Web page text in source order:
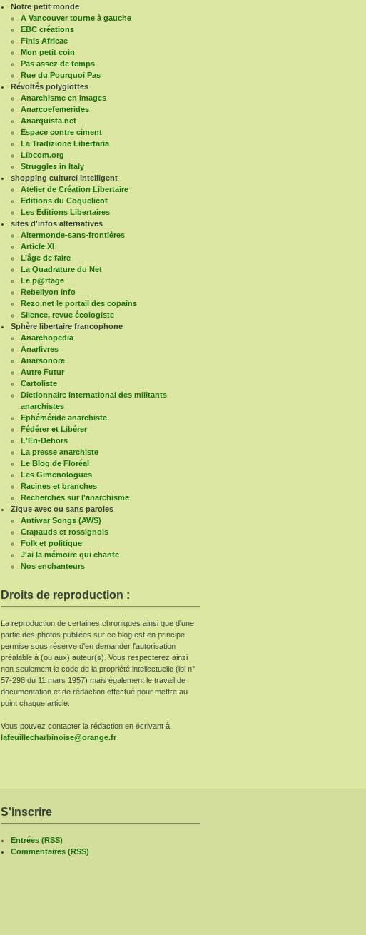
Notre petit monde
A Vancouver tourne à gauche
EBC créations
Finis Africae
Mon petit coin
Pas assez de temps
Rue du Pourquoi Pas
Révoltés polyglottes
Anarchisme en images
Anarcoefemerides
Anarquista.net
Espace contre ciment
La Tradizione Libertaria
Libcom.org
Struggles in Italy
shopping culturel intelligent
Atelier de Création Libertaire
Editions du Coquelicot
Les Editions Libertaires
sites d'infos alternatives
Altermonde-sans-frontières
Article XI
L’âge de faire
La Quadrature du Net
Le p@rtage
Rebellyon info
Rezo.net le portail des copains
Silence, revue écologiste
Sphère libertaire francophone
Anarchopedia
Anarlivres
Anarsonore
Autre Futur
Cartoliste
Dictionnaire international des militants
anarchistes
Ephéméride anarchiste
Fédérer et Libérer
L'En-Dehors
La presse anarchiste
Le Blog de Floréal
Les Gimenologues
Racines et branches
Recherches sur l'anarchisme
Zique avec ou sans paroles
Antiwar Songs (AWS)
Crapauds et rossignols
Folk et politique
J'ai la mémoire qui chante
Nos enchanteurs
Droits de reproduction :
La reproduction de certaines chroniques ainsi que d'une
partie des photos publiées sur ce blog est en principe
permise sous réserve d'en demander l'autorisation
préalable à (ou aux) auteur(s). Vous respecterez ainsi
non seulement le code de la propriété intellectuelle (loi n°
57-298 du 11 mars 1957) mais également le travail de
documentation et de rédaction effectué pour mettre au
point chaque article.
Vous pouvez contacter la rédaction en écrivant à
lafeuillecharbinoise@orange.fr
S'inscrire
Entrées (RSS)
Commentaires (RSS)